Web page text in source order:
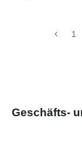
1
Geschäfts-